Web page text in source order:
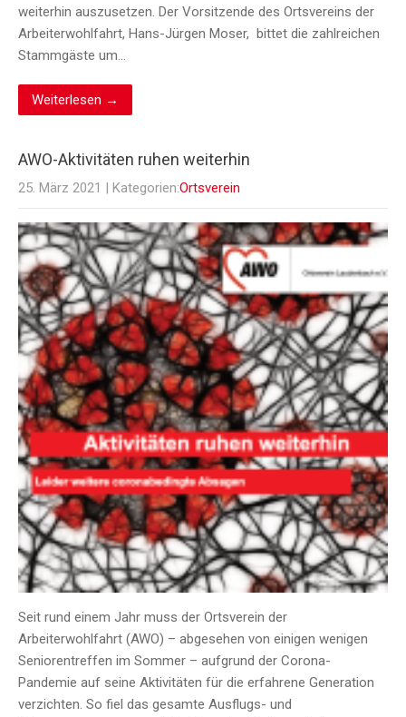
weiterhin auszusetzen. Der Vorsitzende des Ortsvereins der
Arbeiterwohlfahrt, Hans-Jürgen Moser, bittet die zahlreichen
Stammgäste um…
Weiterlesen →
AWO-Aktivitäten ruhen weiterhin
25. März 2021 | Kategorien:Ortsverein
Seit rund einem Jahr muss der Ortsverein der
Arbeiterwohlfahrt (AWO) – abgesehen von einigen wenigen
Seniorentreffen im Sommer – aufgrund der Corona-
Pandemie auf seine Aktivitäten für die erfahrene Generation
verzichten. So fiel das gesamte Ausflugs- und